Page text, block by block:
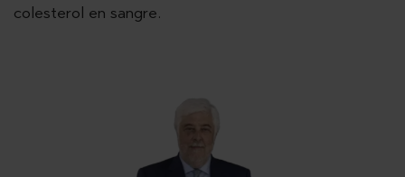
colesterol en sangre.